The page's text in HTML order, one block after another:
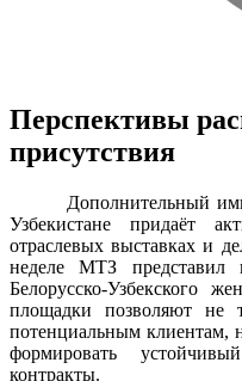
Перспективы
присутствия
Дополнительный
Узбекистане придаёт
отраслевых выставках и
неделе МТЗ представил
Белорусско-Узбекского
площадки позволяют не
потенциальным клиентам,
формировать
контракты.